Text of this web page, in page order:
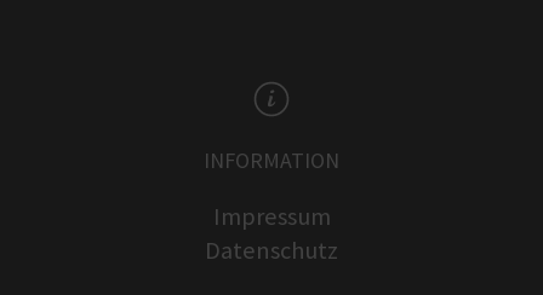
INFORMATION
Impressum
Datenschutz